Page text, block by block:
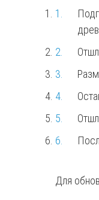
Для